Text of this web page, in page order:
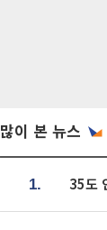
많이 본 뉴스
1. 35도